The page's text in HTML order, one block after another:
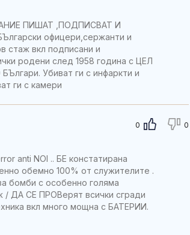
ПИШАТ ,ПОДПИСВАТ И
офицери,сержанти и
стаж вкл подписани и
родени след 1958 година с ЦЕЛ
Убиват ги с инфаркти и
ги с камери
0 0
anti NOI .. БЕ констатирана
обемно 100% от служителите .
бомби с особенно голяма
/ ДА СЕ ПРОВерят всички сгради
вкл много мощна с БАТЕРИИ.